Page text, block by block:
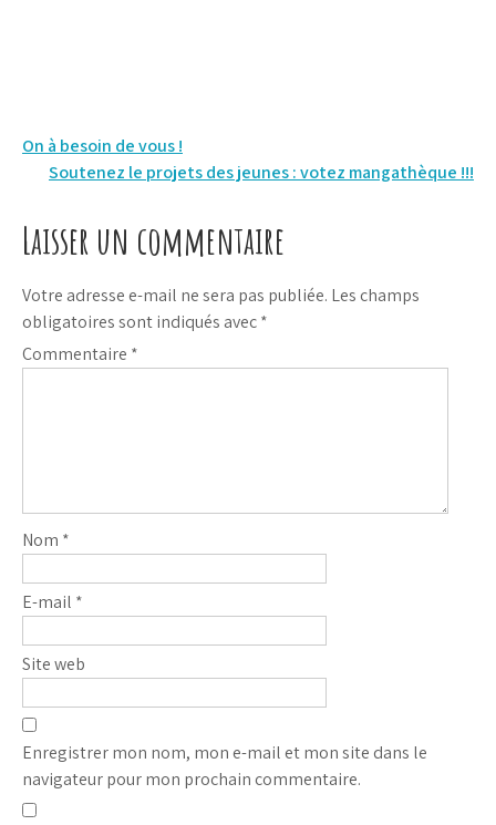
Navigation
l’article
On à besoin de vous !
Soutenez le projets des jeunes : votez mangathèque !!!
Laisser un commentaire
Votre adresse e-mail ne sera pas publiée. Les champs
obligatoires sont indiqués avec*
Commentaire *
Nom *
E-mail *
Site web
Enregistrer mon nom, mon e-mail et mon site dans le
navigateur pour mon prochain commentaire.